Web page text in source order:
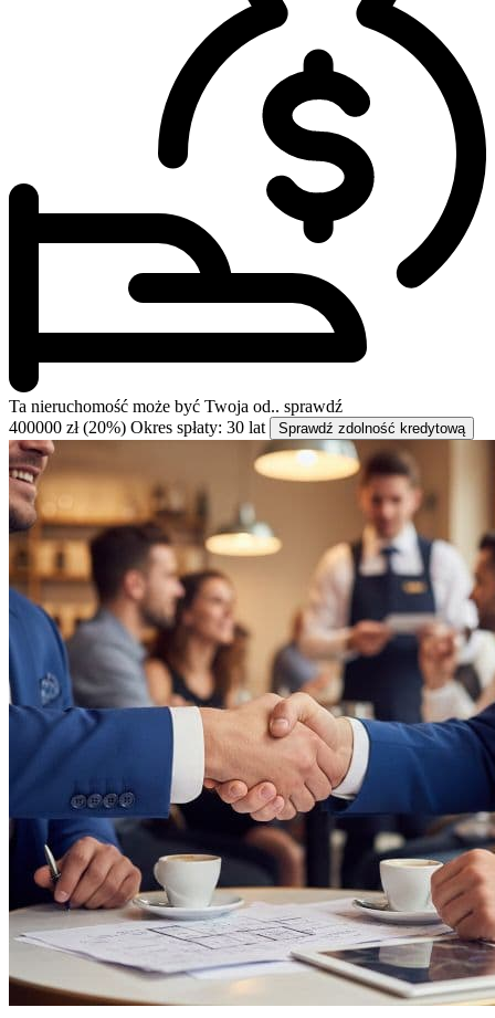
Ta nieruchomość może być Twoja od.. sprawdź
400000 zł (20%) Okres spłaty: 30 lat Sprawdź zdolność kredytową